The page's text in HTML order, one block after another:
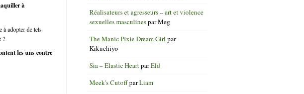
à
à adopter de tels
?
les uns contre
Réalisateurs et agresseurs – art et violence
sexuelles masculinesparMeg
The Manic Pixie Dream Girl par
Kikuchiyo
Sia – Elastic HeartparEld
Meek's CutoffparLiam